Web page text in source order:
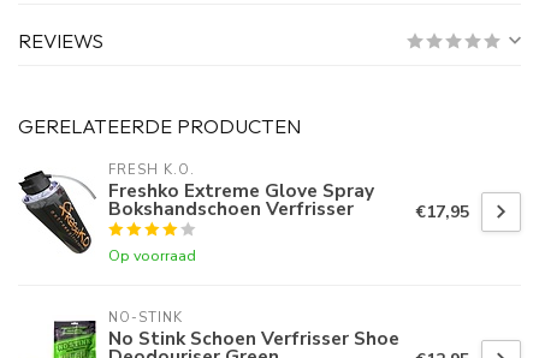
REVIEWS
GERELATEERDE PRODUCTEN
FRESH K.O.
Freshko Extreme Glove Spray
Bokshandschoen Verfrisser
Op voorraad
€17,95
NO-STINK
No Stink Schoen Verfrisser Shoe